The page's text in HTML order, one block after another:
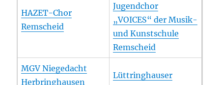
HAZET-Chor
Remscheid
Jugendchor
„VOICES“ der Musik-
und Kunstschule
Remscheid
MGV Niegedacht
Herbringhausen
Lüttringhauser